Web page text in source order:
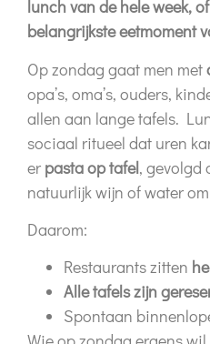
lunch van de hele week,
belangrijkste eetmoment
Op zondag gaat men met
opa’s, oma’s, ouders,
allen aan lange tafels.
sociaal ritueel dat uren
er pasta op tafel, gevolgd
natuurlijk wijn of water
Daarom:
Restaurants zitten
Alle tafels zijn
Spontaan